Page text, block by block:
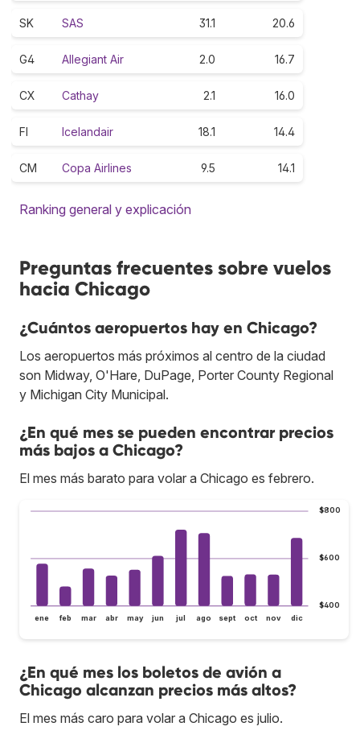
SK SAS 31.1 20.6
G4 Allegiant Air 2.0 16.7
CX Cathay 2.1 16.0
FI Icelandair 18.1 14.4
CM Copa Airlines 9.5 14.1
Ranking general y explicación
Preguntas frecuentes sobre vuelos
hacia Chicago
¿Cuántos aeropuertos hay en Chicago?
Los aeropuertos más próximos al centro de la ciudad
son Midway, O'Hare, DuPage, Porter County Regional
y Michigan City Municipal.
¿En qué mes se pueden encontrar precios
más bajos a Chicago?
El mes más barato para volar a Chicago es febrero.
$400
$600
$800
ene feb mar abr may jun jul ago sept oct nov dic
¿En qué mes los boletos de avión a
Chicago alcanzan precios más altos?
El mes más caro para volar a Chicago es julio.